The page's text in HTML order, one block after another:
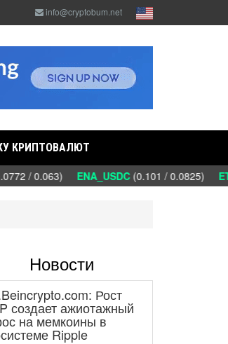
info@cryptobum.net
КРИПТОВАЛЮТ
/ 0.063) ENA_USDC(0.101 / 0.0825)
Новости
Рост
создает ажиотажный
на мемкоины в
Ripple